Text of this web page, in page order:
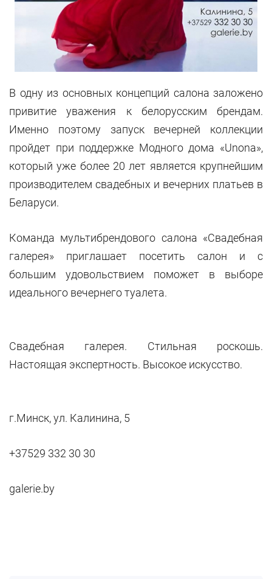
В одну из основных концепций салона заложено
привитие уважения к белорусским брендам.
Именно поэтому запуск вечерней коллекции
пройдет при поддержке Модного дома «Unona»,
который уже более 20 лет является крупнейшим
производителем свадебных и вечерних платьев в
Беларуси.
Команда мультибрендового салона «Свадебная
галерея» приглашает посетить салон и с
большим удовольствием поможет в выборе
идеального вечернего туалета.
Свадебная галерея. Стильная роскошь.
Настоящая экспертность. Высокое искусство.
г.Минск, ул. Калинина, 5
+37529 332 30 30
galerie.by